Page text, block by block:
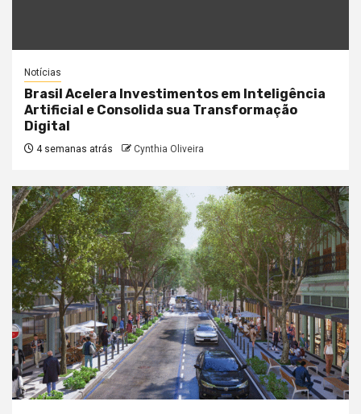
Notícias
Brasil Acelera Investimentos em Inteligência
Artificial e Consolida sua Transformação
Digital
4 semanas atrás Cynthia Oliveira